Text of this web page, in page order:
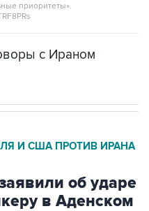
приоритеты».
с Ираном
И США ПРОТИВ ИРАНА
об ударе
в Аденском